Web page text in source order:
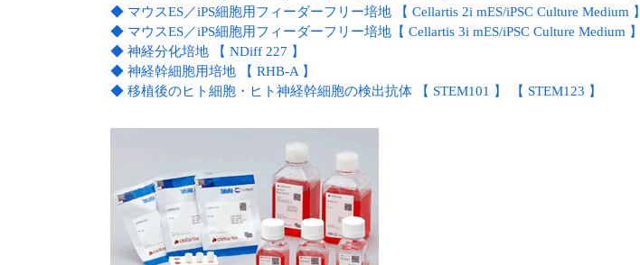
◆ マウスES／iPS細胞用フィーダーフリー培地 【 Cellartis 2i mES/iPSC Culture Medium 】
◆ マウスES／iPS細胞用フィーダーフリー培地【 Cellartis 3i mES/iPSC Culture Medium 】
◆ 神経分化培地 【 NDiff 227 】
◆ 神経幹細胞用培地 【 RHB-A 】
◆ 移植後のヒト細胞・ヒト神経幹細胞の検出抗体 【 STEM101 】 【 STEM123 】